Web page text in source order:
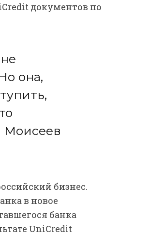
документов по
она,
Моисеев
бизнес.
в новое
банка
UniCredit